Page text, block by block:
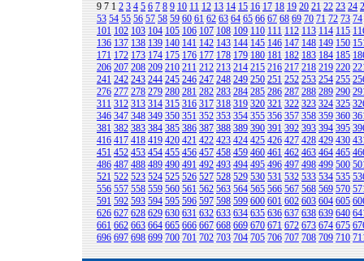
9 712 3 4 5 6 7 8 9 10 11 12 13 14 15 16 17 18 19 20 21 22 23 24
53 54 55 56 57 58 59 60 61 62 63 64 65 66 67 68 69 70 71 72 73 74
101 102 103 104 105 106 107 108 109 110 111 112 113 114 115
136 137 138 139 140 141 142 143 144 145 146 147 148 149 150
171 172 173 174 175 176 177 178 179 180 181 182 183 184 185
206 207 208 209 210 211 212 213 214 215 216 217 218 219 220
241 242 243 244 245 246 247 248 249 250 251 252 253 254 255
276 277 278 279 280 281 282 283 284 285 286 287 288 289 290
311 312 313 314 315 316 317 318 319 320 321 322 323 324 325
346 347 348 349 350 351 352 353 354 355 356 357 358 359 360
381 382 383 384 385 386 387 388 389 390 391 392 393 394 395
416 417 418 419 420 421 422 423 424 425 426 427 428 429 430
451 452 453 454 455 456 457 458 459 460 461 462 463 464 465
486 487 488 489 490 491 492 493 494 495 496 497 498 499 500
521 522 523 524 525 526 527 528 529 530 531 532 533 534 535
556 557 558 559 560 561 562 563 564 565 566 567 568 569 570
591 592 593 594 595 596 597 598 599 600 601 602 603 604 605
626 627 628 629 630 631 632 633 634 635 636 637 638 639 640
661 662 663 664 665 666 667 668 669 670 671 672 673 674 675
696 697 698 699 700 701 702 703 704 705 706 707 708 709 710